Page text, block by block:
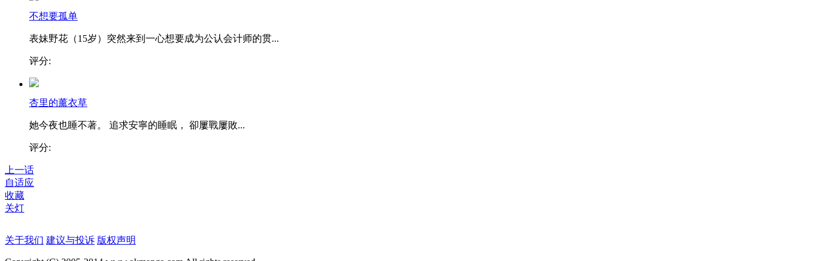
不想要孤单
表妹野花（15岁）突然来到一心想要成为公认会计师的贯...
评分:
杏里的薰衣草
她今夜也睡不著。 追求安寧的睡眠， 卻屢戰屢敗...
评分:
上一话
自适应
收藏
关灯
关于我们 建议与投诉 版权声明